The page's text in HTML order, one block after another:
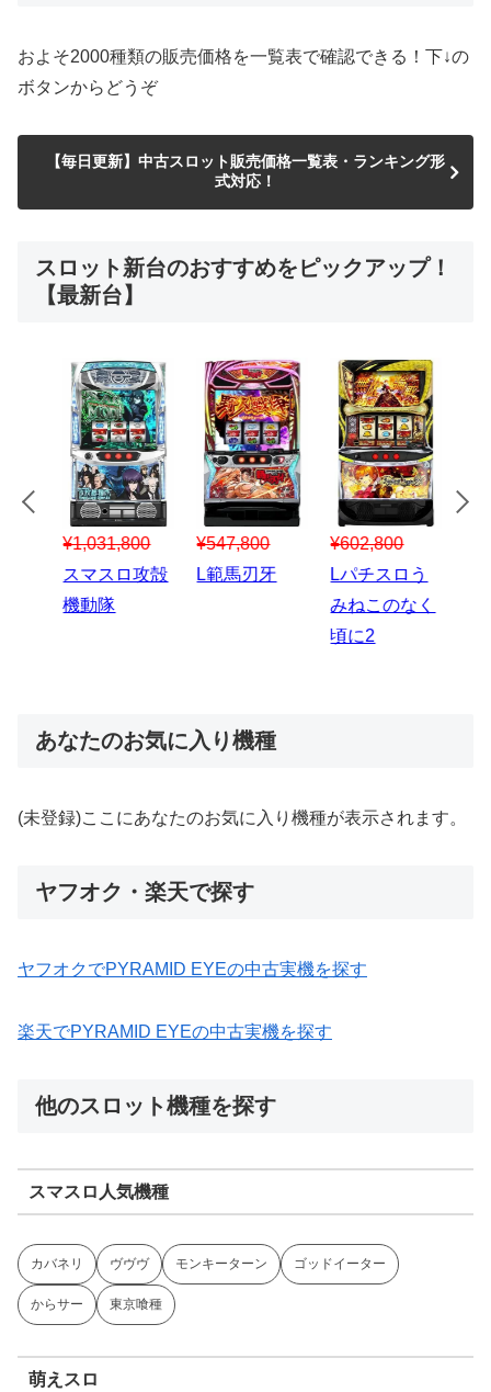
およそ2000種類の販売価格を一覧表で確認できる！下↓の
ボタンからどうぞ
【毎日更新】中古スロット販売価格一覧表・ランキング形
式対応！
スロット新台のおすすめをピックアップ！
【最新台】
¥547,800
スマスロハナ
ビ
¥150,000
スマスロ秘宝
¥1,867,800
Lパチスロ 炎
炎ノ消防隊2
あなたのお気に入り機種
(未登録)ここにあなたのお気に入り機種が表示されます。
ヤフオク・楽天で探す
ヤフオクでPYRAMID EYEの中古実機を探す
楽天でPYRAMID EYEの中古実機を探す
他のスロット機種を探す
スマスロ人気機種
カバネリ ヴヴヴ モンキーターン ゴッドイーター
からサー 東京喰種
萌えスロ